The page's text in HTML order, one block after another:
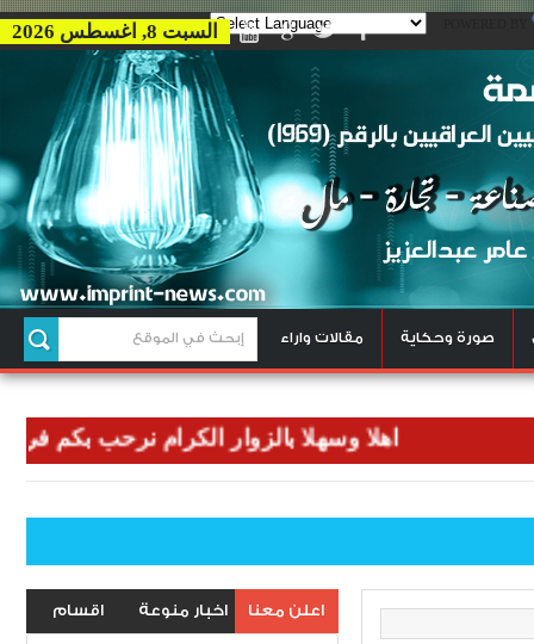
السبت 8, اغسطس 2026
صورة وحكاية مقالات واراء
اهلا وسهلا بالزوار الكرام نرحب بكم في
اعلن معنا اخبار منوعة
اقسام